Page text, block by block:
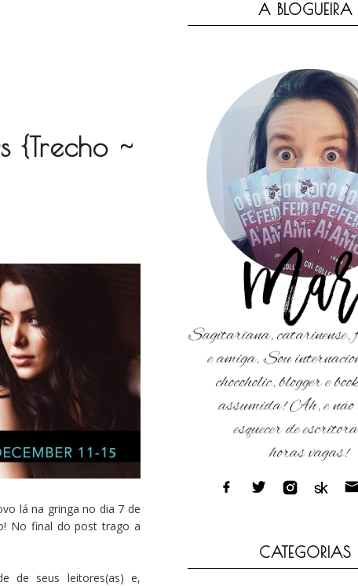
{Trecho ~
lá na gringa no dia 7 de
No final do post trago a
de seus leitores(as) e,
A BLOGUEIRA
CATEGORIAS